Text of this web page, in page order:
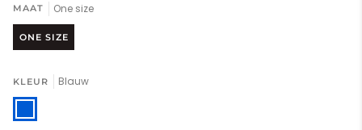
MAAT One size
ONE SIZE
KLEUR Blauw
Blauw